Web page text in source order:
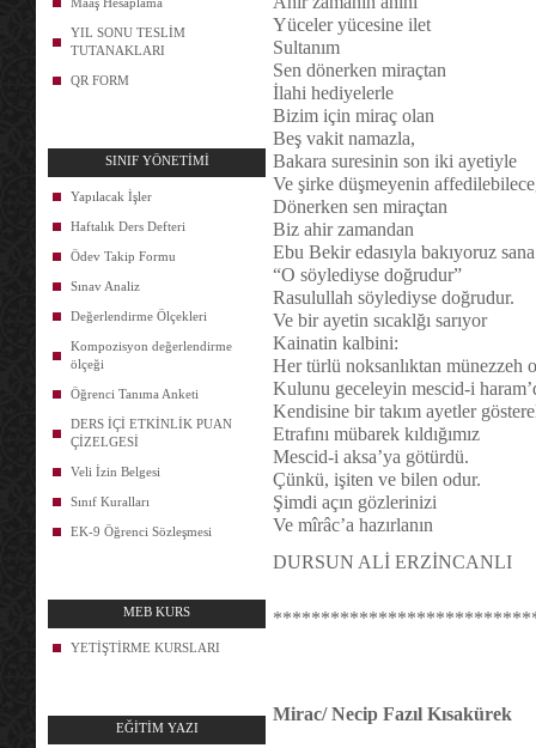
YIL SONU TESLİM
TUTANAKLARI
QR FORM
SINIF YÖNETİMİ
Yapılacak İşler
Haftalık Ders Defteri
Ödev Takip Formu
Sınav Analiz
Değerlendirme Ölçekleri
Kompozisyon değerlendirme
ölçeği
Öğrenci Tanıma Anketi
DERS İÇİ ETKİNLİK PUAN
ÇİZELGESİ
Veli İzin Belgesi
Sınıf Kuralları
EK-9 Öğrenci Sözleşmesi
MEB KURS
YETİŞTİRME KURSLARI
EĞİTİM YAZI
Yüceler yücesine ilet
Sultanım
Sen dönerken miraçtan
İlahi hediyelerle
Bizim için miraç olan
Beş vakit namazla,
Bakara suresinin son iki ayetiyle
Ve şirke düşmeyenin
Dönerken sen miraçtan
Biz ahir zamandan
Ebu Bekir edasıyla bakıyoruz sana
“O söylediyse doğrudur”
Rasulullah söylediyse doğrudur.
Ve bir ayetin sıcaklğı sarıyor
Kainatin kalbini:
Her türlü noksanlıktan münezzeh
Kulunu geceleyin mescid-i
Kendisine bir takım ayetler
Etrafını mübarek kıldığımız
Mescid-i aksa’ya götürdü.
Çünkü, işiten ve bilen odur.
Şimdi açın gözlerinizi
Ve mîrâc’a hazırlanın
DURSUN ALİ ERZİNCANLI
Mirac/ Necip Fazıl Kısakürek